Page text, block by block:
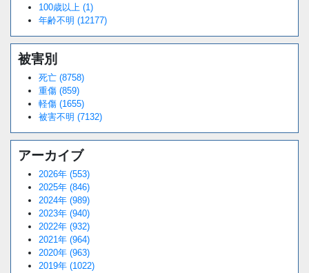
100歳以上 (1)
年齢不明 (12177)
被害別
死亡 (8758)
重傷 (859)
軽傷 (1655)
被害不明 (7132)
アーカイブ
2026年 (553)
2025年 (846)
2024年 (989)
2023年 (940)
2022年 (932)
2021年 (964)
2020年 (963)
2019年 (1022)